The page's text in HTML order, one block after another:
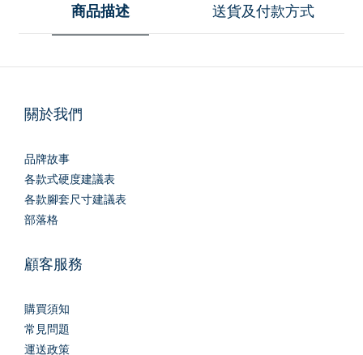
商品描述 送貨及付款方式
關於我們
品牌故事
各款式硬度建議表
各款腳套尺寸建議表
部落格
顧客服務
購買須知
常見問題
運送政策